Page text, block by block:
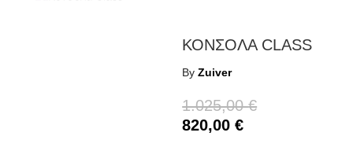
ΚΟΝΣΟΛΑ CLASS
ByZuiver
1.025,00€
820,00€